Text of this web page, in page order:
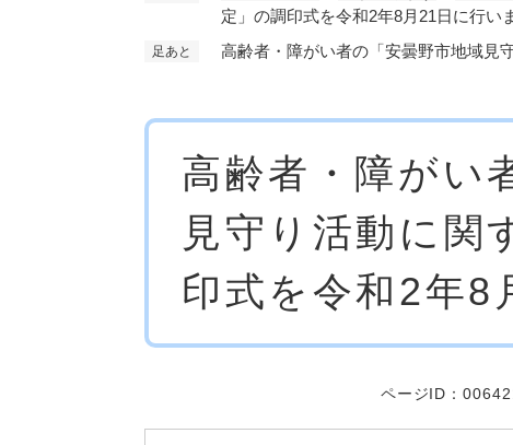
定」の調印式を令和2年8月21日に行い
足あと 高齢者・障がい者の「安曇野市地域見
高齢者・障がい
見守り活動に関
印式を令和2年8
ページID：